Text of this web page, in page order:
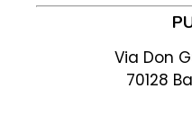
Via Don
70128